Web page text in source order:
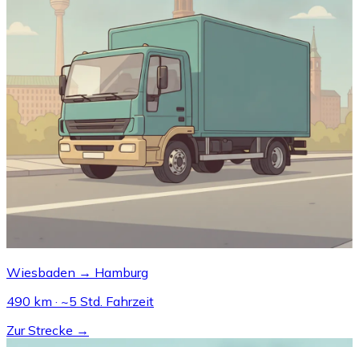
Wiesbaden → Hamburg
490 km · ~5 Std. Fahrzeit
Zur Strecke →